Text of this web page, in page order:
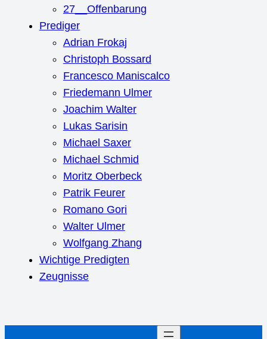
27__Offenbarung
Prediger
Adrian Frokaj
Christoph Bossard
Francesco Maniscalco
Friedemann Ulmer
Joachim Walter
Lukas Sarisin
Michael Saxer
Michael Schmid
Moritz Oberbeck
Patrik Feurer
Romano Gori
Walter Ulmer
Wolfgang Zhang
Wichtige Predigten
Zeugnisse